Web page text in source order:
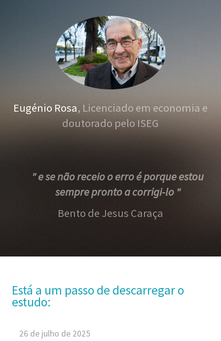
Eugénio Rosa, Licenciado em economia e
doutorado pelo ISEG
" e se não receio o erro é porque estou
sempre pronto a corrigi-lo "
Bento de Jesus Caraça
Está a um passo de descarregar o
estudo:
26 de julho de 2025